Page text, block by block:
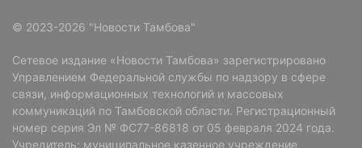
© 2023-2026 "Новости Тамбова"
Сетевое издание «Новости Тамбова» зарегистрировано
Управлением Федеральной службы по надзору в сфере
связи, информационных технологий и массовых
коммуникаций по Тамбовской области. Регистрационный
номер серия Эл № ФС77-86818 от 05 февраля 2024 года.
Учредитель: муниципальное казенное учреждение